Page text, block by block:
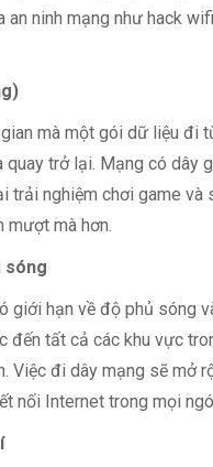
an ninh mạng như hack
mà một gói dữ liệu đi
quay trở lại. Mạng có dây
trải nghiệm chơi game và
mượt mà hơn.
sóng
giới hạn về độ phủ sóng
đến tất cả các khu vực
Việc đi dây mạng sẽ mở
nối Internet trong mọi